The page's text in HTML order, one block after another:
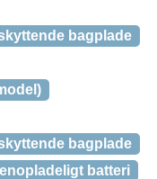
bagplade
bagplade
batteri